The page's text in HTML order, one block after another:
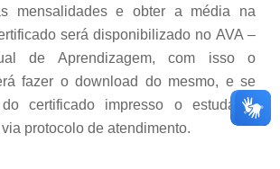
mensalidades e obter a média na
será disponibilizado no AVA –
de Aprendizagem, com isso o
fazer o download do mesmo, e se
certificado impresso o estudante
protocolo de atendimento.